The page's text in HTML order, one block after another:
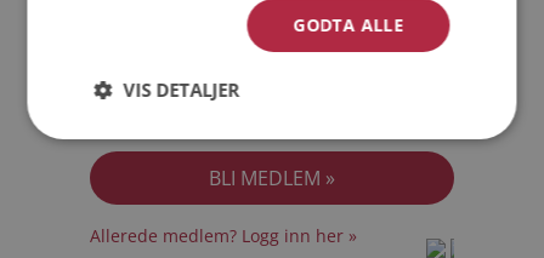
Jeg akseptererMedlemsvilkårene
Allerede medlem? Logg inn her »
GODTA ALLE
VIS DETALJER